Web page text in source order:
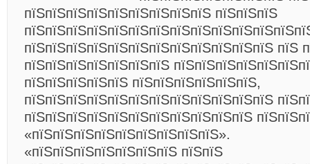
пїЅпїЅпїЅпїЅпїЅпїЅпїЅпїЅпїЅ пїЅпїЅпїЅ
пїЅпїЅпїЅпїЅпїЅпїЅпїЅпїЅпїЅпїЅпїЅпїЅ пїЅ
пїЅпїЅпїЅпїЅпїЅпїЅпїЅ
пїЅпїЅпїЅпїЅпїЅ пїЅпїЅпїЅпїЅпїЅпїЅ,
пїЅпїЅпїЅпїЅпїЅпїЅпїЅпїЅпїЅпїЅпїЅпїЅ
пїЅпїЅпїЅпїЅпїЅпїЅпїЅпїЅпїЅпїЅпїЅ
«пїЅпїЅпїЅпїЅпїЅпїЅпїЅпїЅпїЅ».
«пїЅпїЅпїЅпїЅпїЅпїЅпїЅ пїЅпїЅ